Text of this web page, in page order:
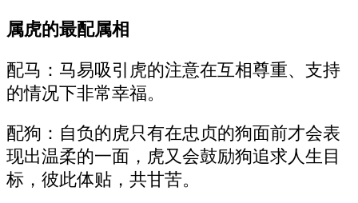
属虎的最配属相
配马：马易吸引虎的注意在互相尊重、支持
的情况下非常幸福。
配狗：自负的虎只有在忠贞的狗面前才会表
现出温柔的一面，虎又会鼓励狗追求人生目
标，彼此体贴，共甘苦。